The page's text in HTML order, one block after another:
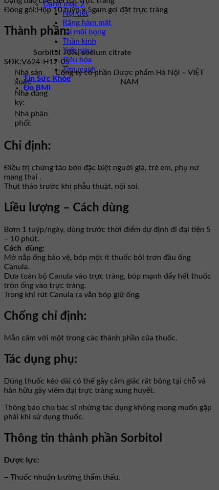
Danh mục 2
Nội tiết
Răng hàm mặt
Tai mũi họng
Thần kinh
Tiết niệu
Tiêu hóa
Tim mạch
Tin Sức Khỏe
Đo BMI
Đóng gói: Hộp 10 tuýp x 5gam gel đặt trực tràng
Thành phần:
Sorbitol 70%, sodium citrate
SĐK:V624-H12-05
Nhà sản
xuất:
Công ty cổ phần Dược phẩm Hà Nội – VIỆT
NAM
Nhà đăng
ký:
Nhà phân
phối:
Chỉ định:
Điều trị chứng táo bón đặc biệt người già, trẻ em, phụ nữ
mang thai .
Thụt tháo trước khi phẫu thuật, nội soi.
Liều lượng – Cách dùng
Bơm 1 tuýp/ngày, dùng trước thời điểm dự định đi đại tiện 5
– 10 phút.
Cách dùng:
Mở nắp ống bảo vệ, bóp một ít thuốc bôi trơn đầu ống
Canula.
Đưa toàn bộ Canula vào trực tràng, bóp mạnh đẩy hết thuốc
tròn ống vào trực tràng.
Trong khi rút Canula ra vẫn bóp giữ ống.
Chống chỉ định:
Mẫn cảm với một trong các thành phần của thuốc.
Tác dụng phụ:
Dùng thuốc kéo dài có thế gây cảm gíác rát bỏng tại chỗ và
hãn hữu gây viêm đạị trực tràng xung huyết.
Thông báo cho bác sĩ những tác dụng không mong muốn gặp
phải khi sử dụng thuốc.
Thông tin thành phần Sorbitol
Dược lực:
– Thuốc nhuận trường thẩm thấu.